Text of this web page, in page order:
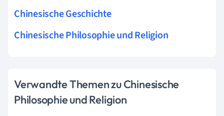
Chinesische Geschichte
Chinesische Philosophie und Religion
Verwandte Themen zu Chinesische
Philosophie und Religion